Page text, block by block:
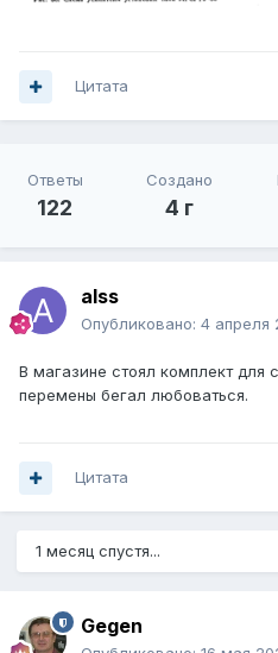
Цитата
Ответы
122
Создано
4 г
alss
Опубликовано: 4 апреля
В магазине стоял комплект
перемены бегал любоваться.
Цитата
1 месяц спустя...
Gegen